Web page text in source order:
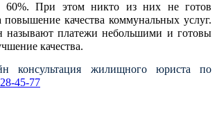
60%. При этом никто из них не готов
повышение качества коммунальных услуг.
называют платежи небольшими и готовы
качества.
консультация жилищного юриста по
45-77